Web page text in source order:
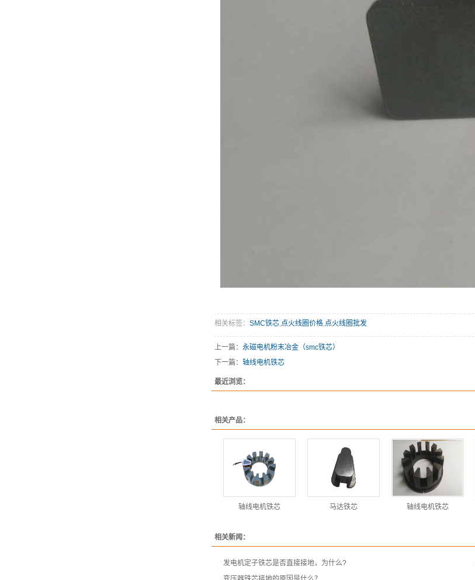
相关标签： SMC铁芯,点火线圈价格,点火线圈批发
上一篇： 永磁电机粉末冶金（smc铁芯）
下一篇： 轴线电机铁芯
最近浏览：
相关产品：
轴线电机铁芯 马达铁芯 轴线电机铁芯
相关新闻：
发电机定子铁芯是否直接接地，为什么?